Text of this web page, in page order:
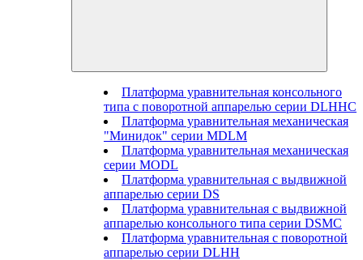
Платформа уравнительная консольного
типа с поворотной аппарелью серии DLHHC
Платформа уравнительная механическая
"Минидок" серии MDLM
Платформа уравнительная механическая
серии MODL
Платформа уравнительная с выдвижной
аппарелью серии DS
Платформа уравнительная с выдвижной
аппарелью консольного типа серии DSMC
Платформа уравнительная с поворотной
аппарелью серии DLHH